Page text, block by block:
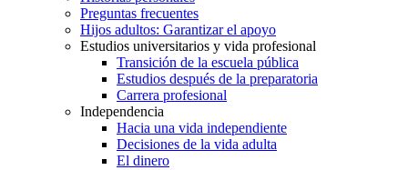
Preguntas frecuentes
Hijos adultos: Garantizar el apoyo
Estudios universitarios y vida profesional
Transición de la escuela pública
Estudios después de la preparatoria
Carrera profesional
Independencia
Hacia una vida independiente
Decisiones de la vida adulta
El dinero